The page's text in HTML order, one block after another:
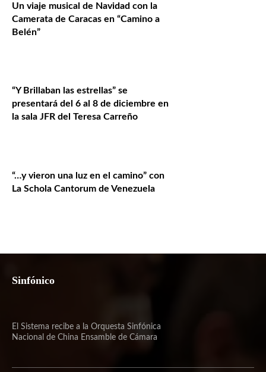
Un viaje musical de Navidad con la
Camerata de Caracas en “Camino a
Belén”
“Y Brillaban las estrellas” se
presentará del 6 al 8 de diciembre en
la sala JFR del Teresa Carreño
“…y vieron una luz en el camino” con
La Schola Cantorum de Venezuela
Sinfónico
El Sistema recibe a la Orquesta Sinfónica
Nacional de China Ensamble de Cámara